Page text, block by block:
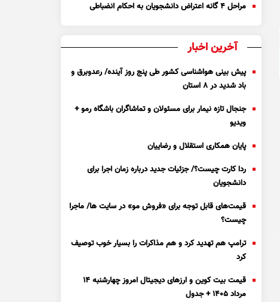
مراحل ۴ گانه اعتراض دانشجویان به احکام انضباطی
آخرین اخبار
پیش بینی هواشناسی کشور طی پنج روز آینده/ رعدوبرق و
باد شدید در ۸ استان
جنجال تازه نیمار برای مسئولان و تماشاگران باشگاه رمو +
ویدیو
پایان همکاری استقلال و رضاییان
ردا کارت چیست؟/ جزئیات جدید درباره زمان اجرا برای
دانشجویان
قیمت‌های قابل توجه برای «فروش مو» در سایت ها/ ماجرا
چیست؟
ترامپ هم تهدید کرد و هم مذاکرات را بسیار خوب توصیف
کرد
قیمت بیت کوین و ارز‌های دیجیتال امروز چهارشنبه ۱۴
مرداد ۱۴۰۵ + جدول